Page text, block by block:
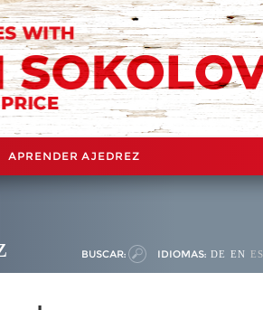
APRENDER AJEDREZ
BUSCAR: IDIOMAS: DE EN ES